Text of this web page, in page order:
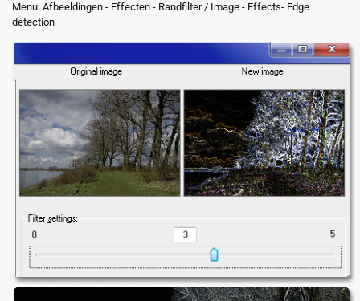
Menu: Afbeeldingen - Effecten - Randfilter / Image - Effects- Edge
detection